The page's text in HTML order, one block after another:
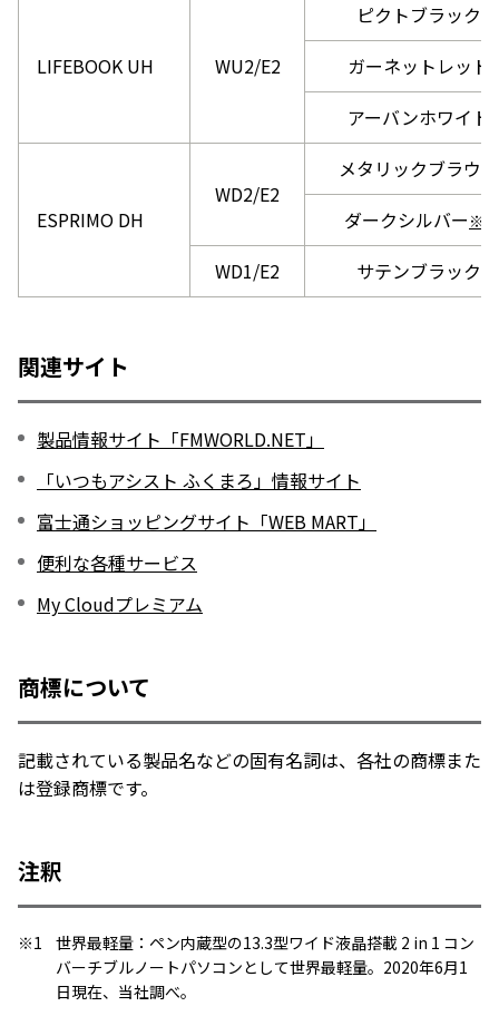
LIFEBOOK UH WU2/E2
ピクトブラック
ガーネットレッド
アーバンホワイト
ESPRIMO DH
WD2/E2
メタリックブラウン
ダークシルバー ※4
WD1/E2 サテンブラック
関連サイト
製品情報サイト「FMWORLD.NET」
「いつもアシスト ふくまろ」情報サイト
富士通ショッピングサイト「WEB MART」
便利な各種サービス
My Cloudプレミアム
商標について
記載されている製品名などの固有名詞は、各社の商標また
は登録商標です。
注釈
※1
世界最軽量：ペン内蔵型の13.3型ワイド液晶搭載 2 in 1 コン
バーチブルノートパソコンとして世界最軽量。2020年6月1
日現在、当社調べ。